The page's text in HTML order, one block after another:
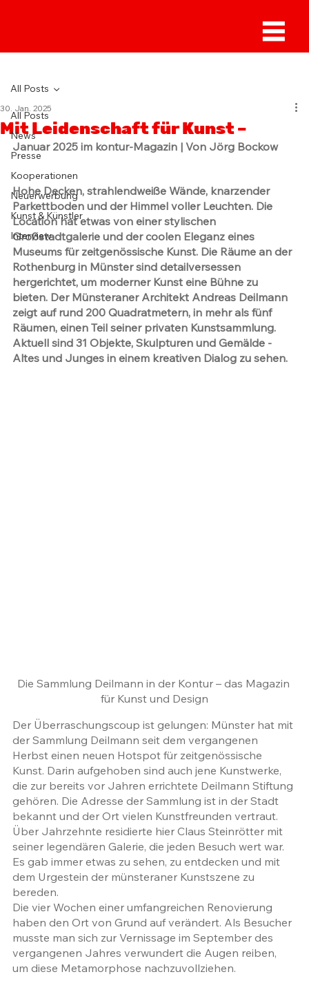
All Posts
News
Presse
Kooperationen
Neuerwerbung
Kunst & Künstler
Interview
All Posts
Mit Leidenschaft für Kunst –
30. Jan. 2025
Januar 2025 im kontur-Magazin | Von Jörg Bockow
Hohe Decken, strahlendweiße Wände, knarzender
Parkettboden und der Himmel voller Leuchten. Die
Location hat etwas von einer stylischen
Großstadtgalerie und der coolen Eleganz eines
Museums für zeitgenössische Kunst. Die Räume an der
Rothenburg in Münster sind detailversessen
hergerichtet, um moderner Kunst eine Bühne zu
bieten. Der Münsteraner Architekt Andreas Deilmann
zeigt auf rund 200 Quadratmetern, in mehr als fünf
Räumen, einen Teil seiner privaten Kunstsammlung.
Aktuell sind 31 Objekte, Skulpturen und Gemälde -
Altes und Junges in einem kreativen Dialog zu sehen.
Die Sammlung Deilmann in der Kontur – das Magazin
für Kunst und Design
Der Überraschungscoup ist gelungen: Münster hat mit
der Sammlung Deilmann seit dem vergangenen
Herbst einen neuen Hotspot für zeitgenössische
Kunst. Darin aufgehoben sind auch jene Kunstwerke,
die zur bereits vor Jahren errichtete Deilmann Stiftung
gehören. Die Adresse der Sammlung ist in der Stadt
bekannt und der Ort vielen Kunstfreunden vertraut.
Über Jahrzehnte residierte hier Claus Steinrötter mit
seiner legendären Galerie, die jeden Besuch wert war.
Es gab immer etwas zu sehen, zu entdecken und mit
dem Urgestein der münsteraner Kunstszene zu
bereden.
Die vier Wochen einer umfangreichen Renovierung
haben den Ort von Grund auf verändert. Als Besucher
musste man sich zur Vernissage im September des
vergangenen Jahres verwundert die Augen reiben,
um diese Metamorphose nachzuvollziehen.